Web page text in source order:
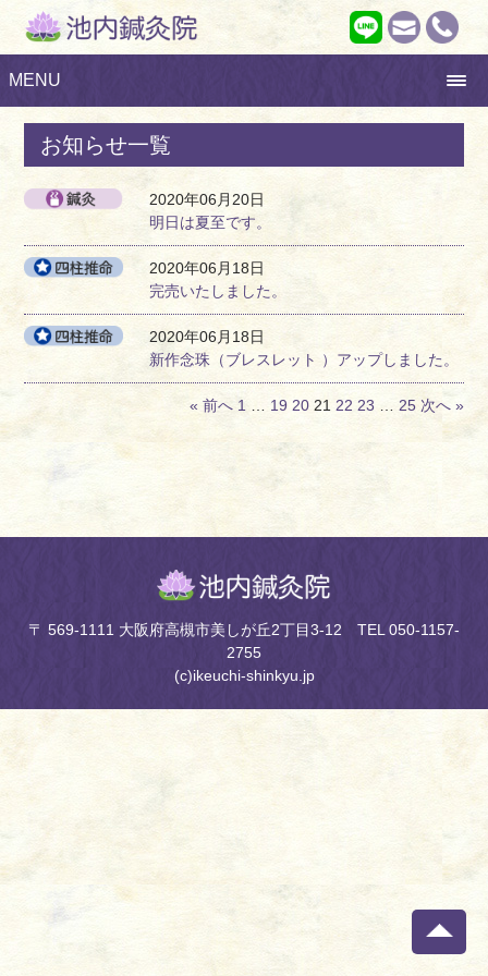
MENU
お知らせ一覧
2020年06月20日
明日は夏至です。
2020年06月18日
完売いたしました。
2020年06月18日
新作念珠（ブレスレット ）アップしました。
« 前へ 1 19 20 21 22 23 25 次へ »
〒 569-1111 大阪府高槻市美しが丘2丁目3-12 TEL 050-1157-
2755
(c)ikeuchi-shinkyu.jp